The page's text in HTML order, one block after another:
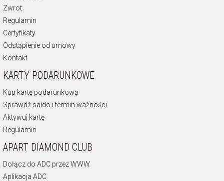
Zwrot
Regulamin
Certyfikaty
Odstąpienie od umowy
Kontakt
KARTY PODARUNKOWE
Kup kartę podarunkową
Sprawdź saldo i termin ważności
Aktywuj kartę
Regulamin
APART DIAMOND CLUB
Dołącz do ADC przez WWW
Aplikacja ADC